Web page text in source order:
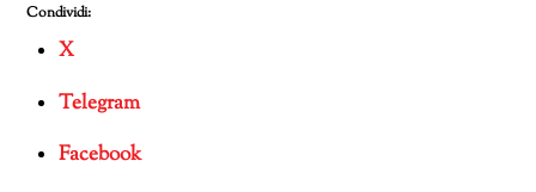
Condividi:
X
Telegram
Facebook